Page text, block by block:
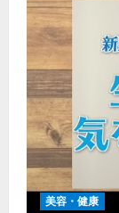
美容・健康